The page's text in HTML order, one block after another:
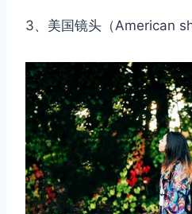
3、美国镜头（American